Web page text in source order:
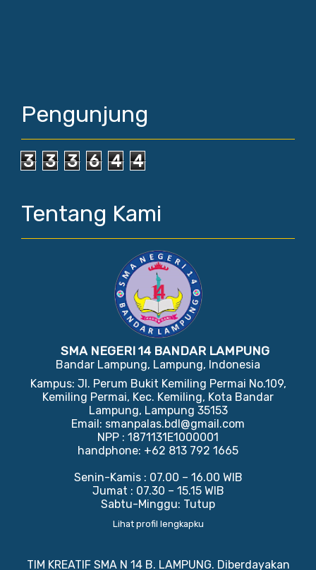
Pengunjung
3 3 3 6 4 4
Tentang Kami
SMA NEGERI 14 BANDAR LAMPUNG
Bandar Lampung, Lampung, Indonesia
Kampus: Jl. Perum Bukit Kemiling Permai No.109,
Kemiling Permai, Kec. Kemiling, Kota Bandar
Lampung, Lampung 35153
Email: smanpalas.bdl@gmail.com
NPP : 1871131E1000001
handphone: +62 813 792 1665
Senin-Kamis : 07.00 – 16.00 WIB
Jumat : 07.30 – 15.15 WIB
Sabtu-Minggu: Tutup
Lihat profil lengkapku
TIM KREATIF SMA N 14 B. LAMPUNG. Diberdayakan